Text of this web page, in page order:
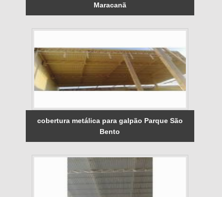
Maracanã
cobertura metálica para galpão Parque São
Bento